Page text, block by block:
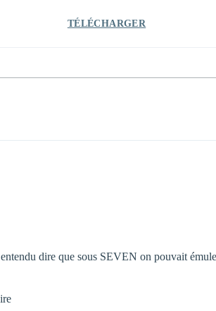
TÉLÉCHARGER
dire que sous SEVEN on pouvait